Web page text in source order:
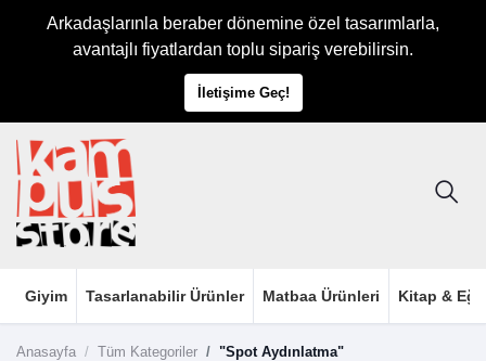
Arkadaşlarınla beraber dönemine özel tasarımlarla,
avantajlı fiyatlardan toplu sipariş verebilirsin.
İletişime Geç!
Giyim Tasarlanabilir Ürünler Matbaa Ürünleri Kitap &
Anasayfa Tüm Kategoriler "Spot Aydınlatma"